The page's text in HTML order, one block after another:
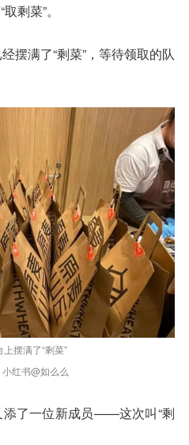
剩菜”。
摆满了“剩菜”，等待领取的队
摆满了“剩菜”
红书@如么么
添了一位新成员——这次叫“剩